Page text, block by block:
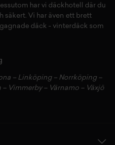
har vi däckhotell där du
säkert. Vi har även ett brett
däck - vinterdäck som
– Linköping– Norrköping–
– Vimmerby– Värnamo – Växjö